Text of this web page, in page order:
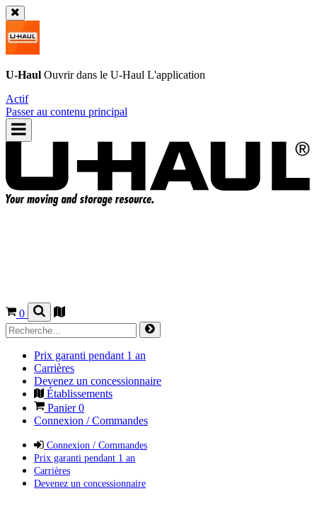
U-Haul Ouvrir dans le U-Haul L'application
Actif
Passer au contenu principal
0
Prix garanti pendant 1 an
Carrières
Devenez un concessionnaire
Établissements
Panier0
Connexion / Commandes
Connexion / Commandes
Prix garanti pendant 1 an
Carrières
Devenez un concessionnaire